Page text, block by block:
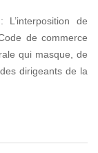
: L’interposition de
de commerce
qui masque, de
dirigeants de la